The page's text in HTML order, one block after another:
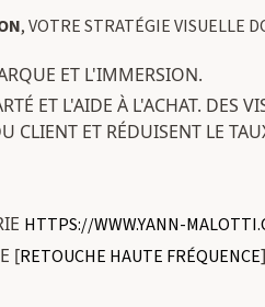
, VOTRE STRATÉGIE VISUELLE
ET L'IMMERSION.
ET L'AIDE À L'ACHAT. DES
CLIENT ET RÉDUISENT LE
HTTPS://WWW.YANN-
[RETOUCHE HAUTE FRÉQUENCE